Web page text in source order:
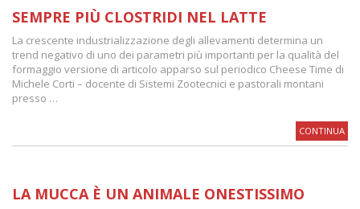
SEMPRE PIÙ CLOSTRIDI NEL LATTE
La crescente industrializzazione degli allevamenti determina un
trend negativo di uno dei parametri più importanti per la qualità del
formaggio versione di articolo apparso sul periodico Cheese Time di
Michele Corti – docente di Sistemi Zootecnici e pastorali montani
presso …
CONTINUA
LA MUCCA È UN ANIMALE ONESTISSIMO